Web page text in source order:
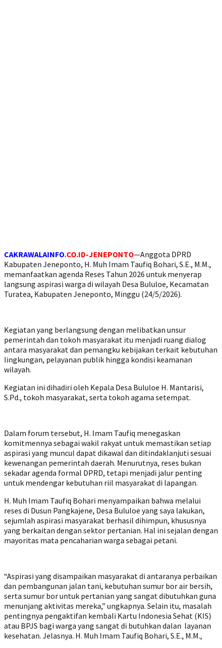
CAKRAWALAINFO.CO.ID-JENEPONTO—Anggota DPRD
Kabupaten Jeneponto, H. Muh Imam Taufiq Bohari, S.E., M.M.,
memanfaatkan agenda Reses Tahun 2026 untuk menyerap
langsung aspirasi warga di wilayah Desa Bululoe, Kecamatan
Turatea, Kabupaten Jeneponto, Minggu (24/5/2026).
Kegiatan yang berlangsung dengan melibatkan unsur
pemerintah dan tokoh masyarakat itu menjadi ruang dialog
antara masyarakat dan pemangku kebijakan terkait kebutuhan
lingkungan, pelayanan publik hingga kondisi keamanan
wilayah.
Kegiatan ini dihadiri oleh Kepala Desa Bululoe H. Mantarisi,
S.Pd., tokoh masyarakat, serta tokoh agama setempat.
Dalam forum tersebut, H. Imam Taufiq menegaskan
komitmennya sebagai wakil rakyat untuk memastikan setiap
aspirasi yang muncul dapat dikawal dan ditindaklanjuti sesuai
kewenangan pemerintah daerah. Menurutnya, reses bukan
sekadar agenda formal DPRD, tetapi menjadi jalur penting
untuk mendengar kebutuhan riil masyarakat di lapangan.
H. Muh Imam Taufiq Bohari menyampaikan bahwa melalui
reses di Dusun Pangkajene, Desa Bululoe yang saya lakukan,
sejumlah aspirasi masyarakat berhasil dihimpun, khususnya
yang berkaitan dengan sektor pertanian. Hal ini sejalan dengan
mayoritas mata pencaharian warga sebagai petani.
“Aspirasi yang disampaikan masyarakat di antaranya perbaikan
dan pembangunan jalan tani, kebutuhan sumur bor air bersih,
serta sumur bor untuk pertanian yang sangat dibutuhkan guna
menunjang aktivitas mereka,” ungkapnya. Selain itu, masalah
pentingnya pengaktifan kembali Kartu Indonesia Sehat (KIS)
atau BPJS bagi warga yang sangat di butuhkan dalan layanan
kesehatan. Jelasnya. H. Muh Imam Taufiq Bohari, S.E., M.M.,